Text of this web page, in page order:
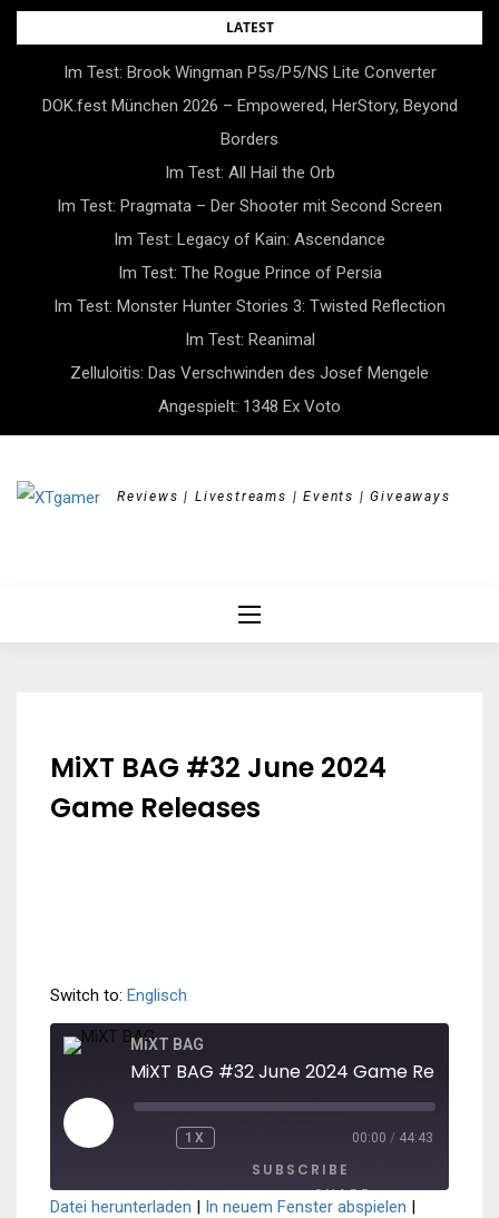
Skip
LATEST
Im Test: Brook Wingman P5s/P5/NS Lite Converter
DOK.fest München 2026 – Empowered, HerStory, Beyond
Borders
Im Test: All Hail the Orb
Im Test: Pragmata – Der Shooter mit Second Screen
Im Test: Legacy of Kain: Ascendance
Im Test: The Rogue Prince of Persia
Im Test: Monster Hunter Stories 3: Twisted Reflection
Im Test: Reanimal
Zelluloitis: Das Verschwinden des Josef Mengele
Angespielt: 1348 Ex Voto
Reviews | Livestreams | Events | Giveaways
MiXT BAG #32 June 2024
Game Releases
Switch to: Englisch
MiXT BAG
MiXT BAG #32 June 2024 Game Releases
PLAY
EPISODE
REWIND
SECONDS
1X
FORWARD
30
SECONDS
00:00 / 44:43
SUBSCRIBE
SHARE
Datei herunterladen | In neuem Fenster abspielen |